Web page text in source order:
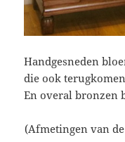
Handgesneden
die ook
En overal bronzen
(Afmetingen van de